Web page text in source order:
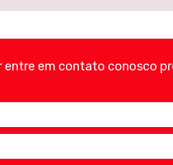
em contato conosco